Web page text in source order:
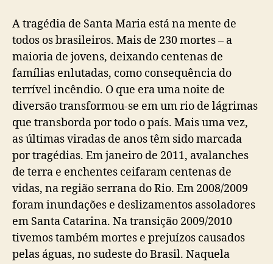
p
o
s
t
u
b
l
i
a
ç
ã
o
a
é
d
i
a
d
S
a
n
t
M
a
r
i
a
A tragédia de Santa Maria está na mente de
todos os brasileiros. Mais de 230 mortes – a
maioria de jovens, deixando centenas de
famílias enlutadas, como consequência do
terrível incêndio. O que era uma noite de
diversão transformou-se em um rio de lágrimas
que transborda por todo o país. Mais uma vez,
as últimas viradas de anos têm sido marcada
por tragédias. Em janeiro de 2011, avalanches
de terra e enchentes ceifaram centenas de
vidas, na região serrana do Rio. Em 2008/2009
foram inundações e deslizamentos assoladores
em Santa Catarina. Na transição 2009/2010
tivemos também mortes e prejuízos causados
pelas águas, no sudeste do Brasil. Naquela